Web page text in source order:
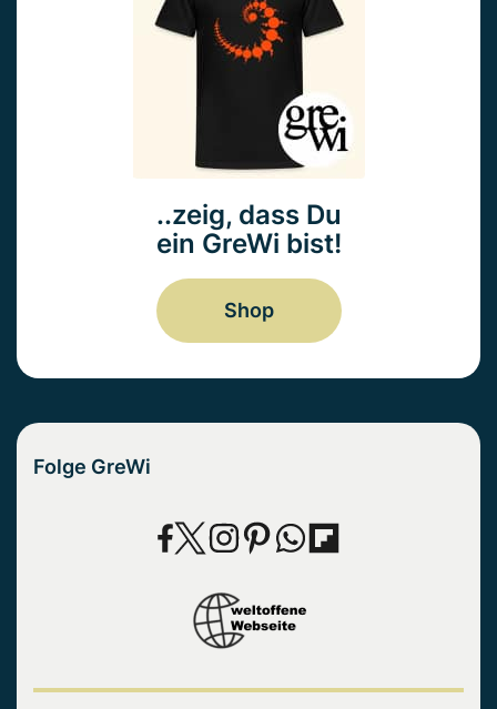
..zeig, dass Du
ein GreWi bist!
Shop
Folge GreWi